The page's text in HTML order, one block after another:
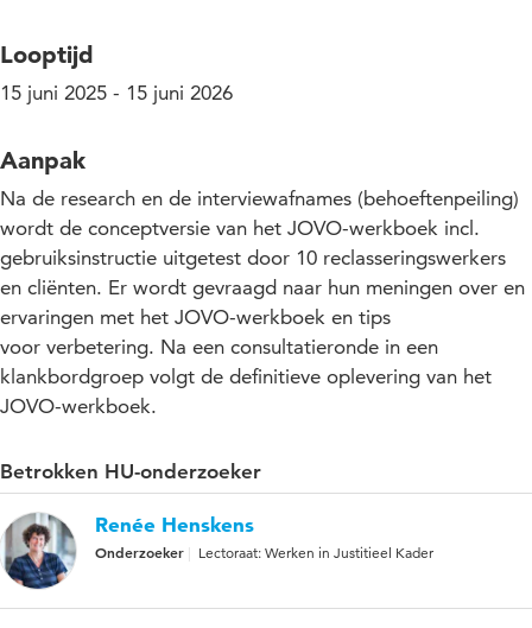
Looptijd
15 juni 2025 - 15 juni 2026
Aanpak
Na de research en de interviewafnames (behoeftenpeiling)
wordt de conceptversie van het JOVO-werkboek incl.
gebruiksinstructie uitgetest door 10 reclasseringswerkers
en cliënten. Er wordt gevraagd naar hun meningen over en
ervaringen met het JOVO-werkboek en tips
voor verbetering. Na een consultatieronde in een
klankbordgroep volgt de definitieve oplevering van het
JOVO-werkboek.
Betrokken HU-onderzoeker
Renée Henskens
Onderzoeker Lectoraat: Werken in Justitieel Kader